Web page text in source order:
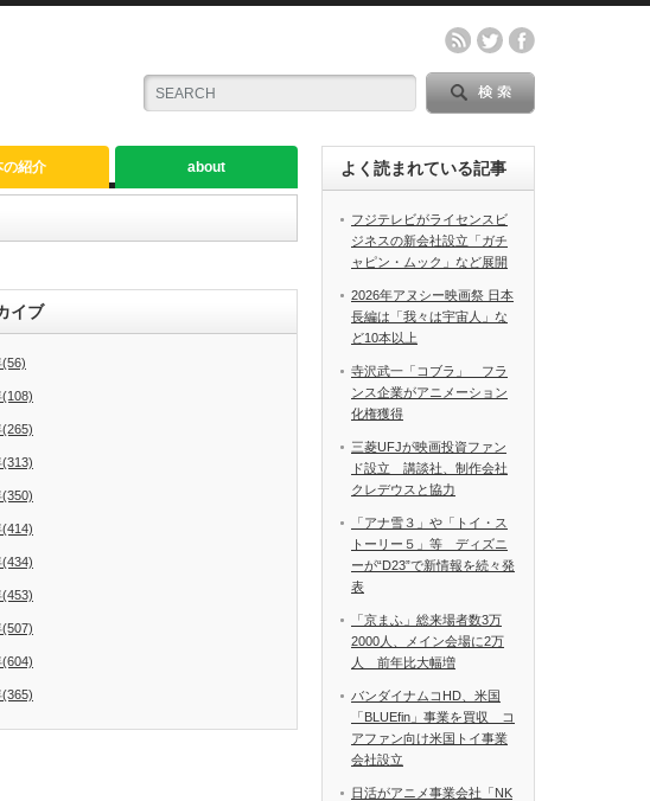
の紹介 about
イブ
よく読まれている記事
フジテレビがライセンスビ
ジネスの新会社設立「ガチ
ャピン・ムック」など展開
2026年アヌシー映画祭 日本
長編は「我々は宇宙人」な
ど10本以上
寺沢武一「コブラ」 フラ
ンス企業がアニメーション
化権獲得
三菱UFJが映画投資ファン
ド設立 講談社、制作会社
クレデウスと協力
「アナ雪３」や「トイ・ス
トーリー５」等 ディズニ
ーが“D23”で新情報を続々発
表
「京まふ」総来場者数3万
2000人、メイン会場に2万
人 前年比大幅増
バンダイナムコHD、米国
「BLUEfin」事業を買収 コ
アファン向け米国トイ事業
会社設立
日活がアニメ事業会社「NK